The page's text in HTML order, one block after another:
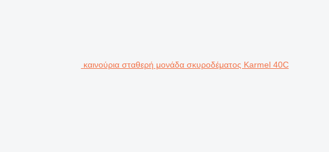
καινούρια σταθερή μονάδα σκυροδέματος Karmel 40C